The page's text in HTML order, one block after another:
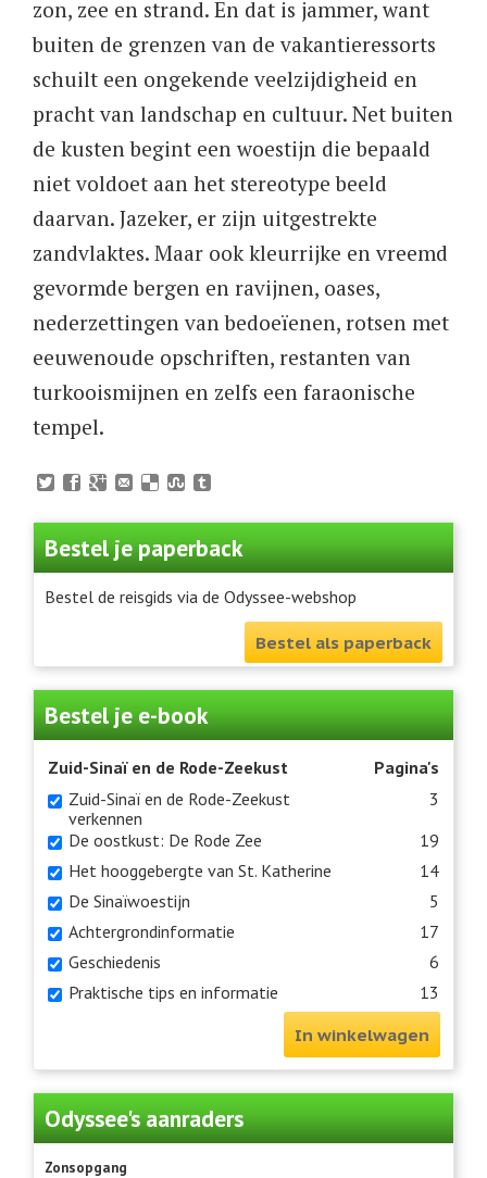
Bestel je paperback
Bestel de reisgids via de Odyssee-webshop
Bestel als paperback
Bestel je e-book
Zuid-Sinaï en de Rode-Zeekust
Pagina's
Zuid-Sinaï en de Rode-Zeekust
verkennen
3
De oostkust: De Rode Zee
19
Het hooggebergte van St. Katherine
14
De Sinaïwoestijn
5
Achtergrondinformatie
17
Geschiedenis
6
Praktische tips en informatie
13
In winkelwagen
Odyssee's aanraders
Zonsopgang
zon, zee en strand. En dat is jammer, want
buiten de grenzen van de vakantieressorts
schuilt een ongekende veelzijdigheid en
pracht van landschap en cultuur. Net buiten
de kusten begint een woestijn die bepaald
niet voldoet aan het stereotype beeld
daarvan. Jazeker, er zijn uitgestrekte
zandvlaktes. Maar ook kleurrijke en vreemd
gevormde bergen en ravijnen, oases,
nederzettingen van bedoeïenen, rotsen met
eeuwenoude opschriften, restanten van
turkooismijnen en zelfs een faraonische
tempel.